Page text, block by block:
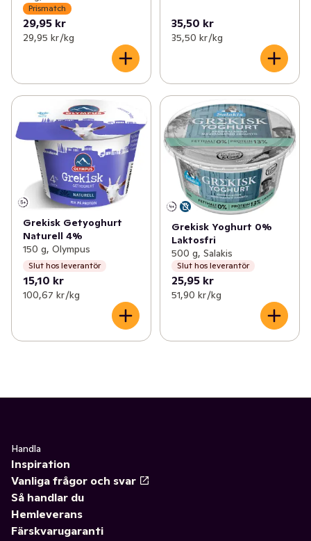
Prismatch
29,95 kr
29,95 kr /kg
35,50 kr
35,50 kr /kg
Grekisk Getyoghurt
Naturell 4%
150 g, Olympus
Slut hos leverantör
15,10 kr
100,67 kr /kg
Grekisk Yoghurt 0%
Laktosfri
500 g, Salakis
Slut hos leverantör
25,95 kr
51,90 kr /kg
Handla
Inspiration
Vanliga frågor och svar
Så handlar du
Hemleverans
Färskvarugaranti